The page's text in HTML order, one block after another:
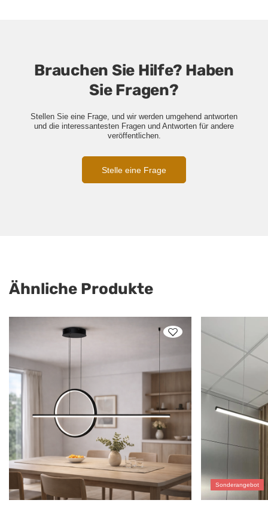
Brauchen Sie Hilfe? Haben
Sie Fragen?
Stellen Sie eine Frage, und wir werden umgehend antworten
und die interessantesten Fragen und Antworten für andere
veröffentlichen.
Stelle eine Frage
Ähnliche Produkte
Sonderangebot